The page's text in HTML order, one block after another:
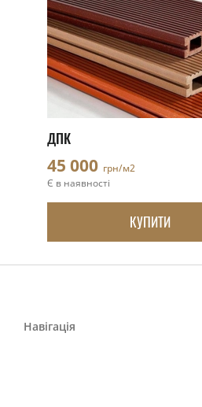
Навігація
ДПК
45 000 грн/м2
Є в наявності
КУПИТИ